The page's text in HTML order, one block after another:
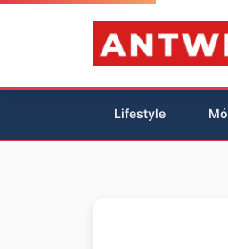
Lifestyle